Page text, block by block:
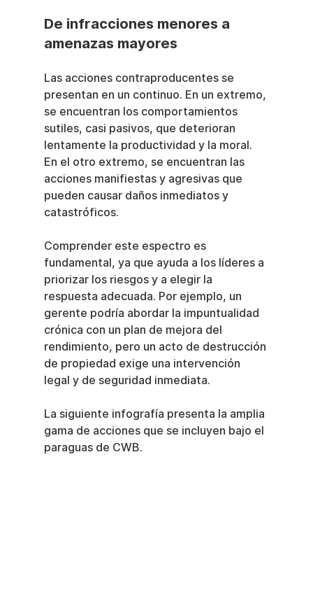
De infracciones menores a
amenazas mayores
Las acciones contraproducentes se
presentan en un continuo. En un extremo,
se encuentran los comportamientos
sutiles, casi pasivos, que deterioran
lentamente la productividad y la moral.
En el otro extremo, se encuentran las
acciones manifiestas y agresivas que
pueden causar daños inmediatos y
catastróficos.
Comprender este espectro es
fundamental, ya que ayuda a los líderes a
priorizar los riesgos y a elegir la
respuesta adecuada. Por ejemplo, un
gerente podría abordar la impuntualidad
crónica con un plan de mejora del
rendimiento, pero un acto de destrucción
de propiedad exige una intervención
legal y de seguridad inmediata.
La siguiente infografía presenta la amplia
gama de acciones que se incluyen bajo el
paraguas de CWB.